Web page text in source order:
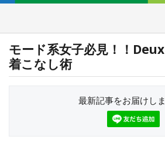
モード系女子必見！！
着こなし術
最新記事をお届けし